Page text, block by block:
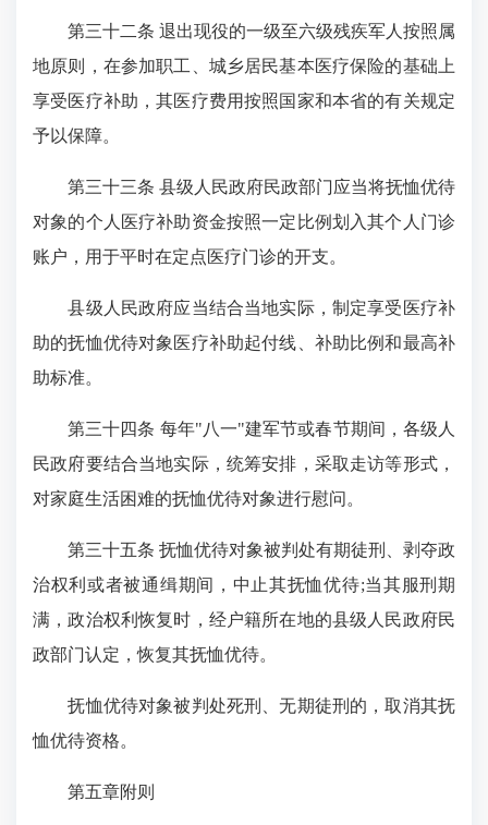
第三十二条 退出现役的一级至六级残疾军人按照属
地原则，在参加职工、城乡居民基本医疗保险的基础上
享受医疗补助，其医疗费用按照国家和本省的有关规定
予以保障。
第三十三条 县级人民政府民政部门应当将抚恤优待
对象的个人医疗补助资金按照一定比例划入其个人门诊
账户，用于平时在定点医疗门诊的开支。
县级人民政府应当结合当地实际，制定享受医疗补
助的抚恤优待对象医疗补助起付线、补助比例和最高补
助标准。
第三十四条 每年"八一"建军节或春节期间，各级人
民政府要结合当地实际，统筹安排，采取走访等形式，
对家庭生活困难的抚恤优待对象进行慰问。
第三十五条 抚恤优待对象被判处有期徒刑、剥夺政
治权利或者被通缉期间，中止其抚恤优待;当其服刑期
满，政治权利恢复时，经户籍所在地的县级人民政府民
政部门认定，恢复其抚恤优待。
抚恤优待对象被判处死刑、无期徒刑的，取消其抚
恤优待资格。
第五章附则